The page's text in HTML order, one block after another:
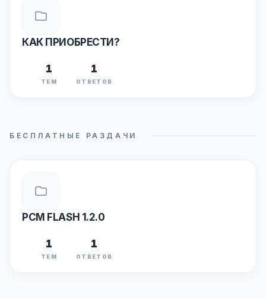
КАК ПРИОБРЕСТИ?
1
ТЕМ
1
ОТВЕТОВ
БЕСПЛАТНЫЕ РАЗДАЧИ
PCM FLASH 1.2.0
1
ТЕМ
1
ОТВЕТОВ